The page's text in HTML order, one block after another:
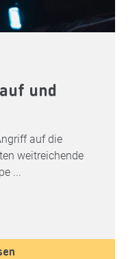
und
auf die
weitreichende
...